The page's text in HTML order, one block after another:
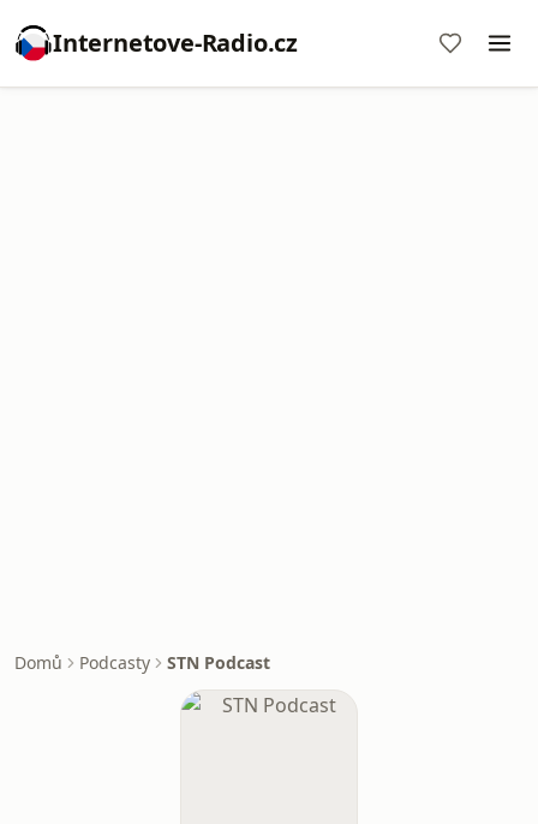
Internetove-Radio.cz
Domů Podcasty STN Podcast